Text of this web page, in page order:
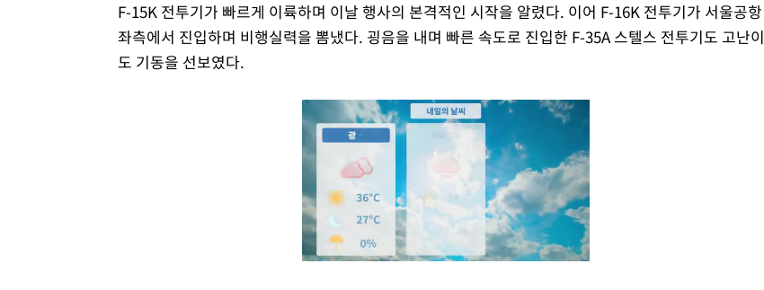
F-15K 전투기가 빠르게 이륙하며 이날 행사의 본격적인 시작을 알렸다. 이어 F-16K 전투기가 서울공항
좌측에서 진입하며 비행실력을 뽐냈다. 굉음을 내며 빠른 속도로 진입한 F-35A 스텔스 전투기도 고난이
도 기동을 선보였다.